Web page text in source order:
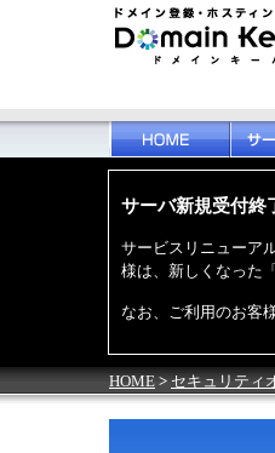
サーバ新規受付終
サービスリニューア
様は、新しくなった「
なお、ご利用のお客
HOME > セキュリティ